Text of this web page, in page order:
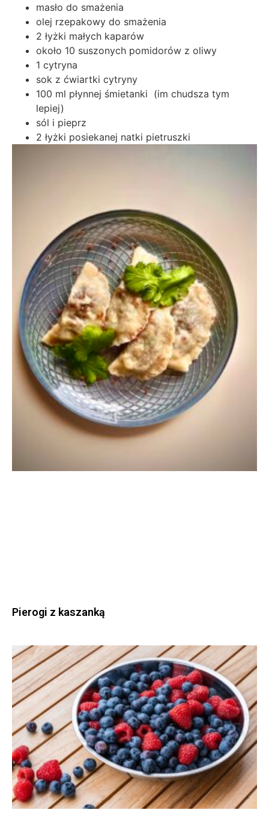
masło do smażenia
olej rzepakowy do smażenia
2 łyżki małych kaparów
około 10 suszonych pomidorów z oliwy
1 cytryna
sok z ćwiartki cytryny
100 ml płynnej śmietanki (im chudsza tym
lepiej)
sól i pieprz
2 łyżki posiekanej natki pietruszki
Pierogi z kaszanką